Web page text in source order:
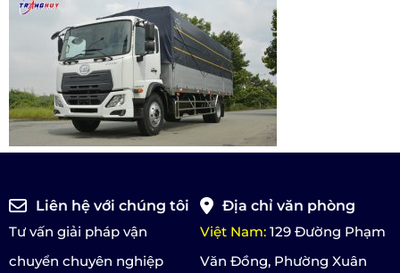
Liên hệ với chúng tôi
Tư vấn giải pháp vận
chuyển chuyên nghiệp
Địa chỉ văn phòng
Việt Nam: 129 Đường Phạm
Văn Đồng, Phường Xuân